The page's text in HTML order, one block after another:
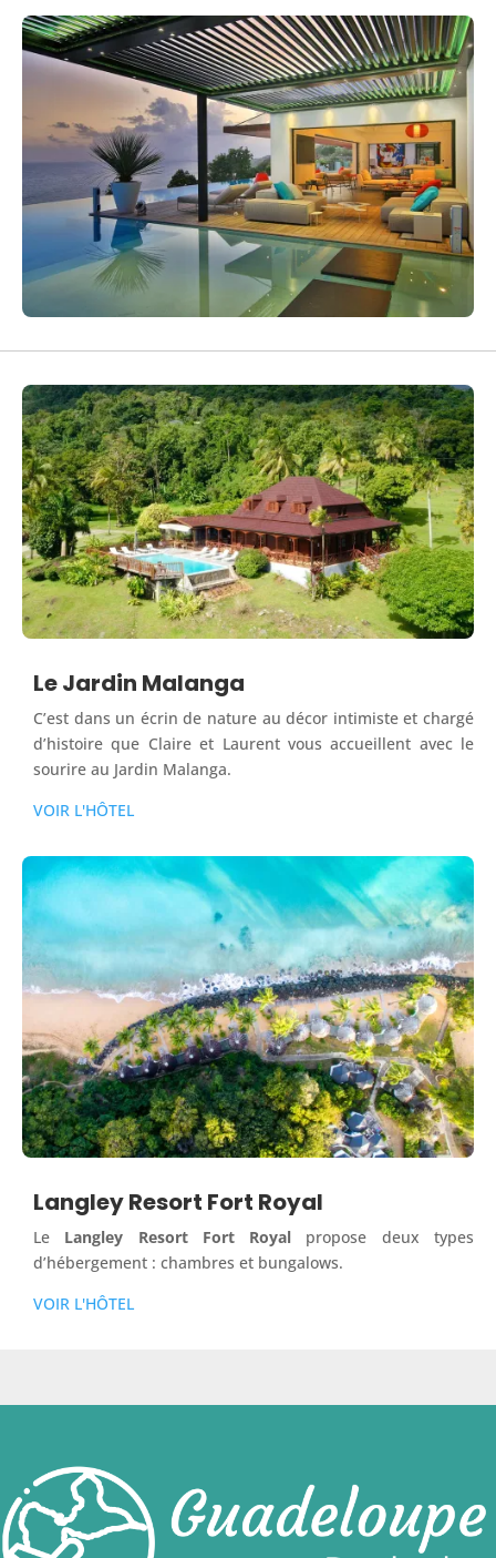
Le Jardin Malanga
C’est dans un écrin de nature au décor intimiste et chargé
d’histoire que Claire et Laurent vous accueillent avec le
sourire au Jardin Malanga.
VOIR L'HÔTEL
Langley Resort Fort Royal
Le Langley Resort Fort Royal propose deux types
d’hébergement : chambres et bungalows.
VOIR L'HÔTEL